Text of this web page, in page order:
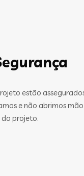
estão
e não abrimos
projeto.